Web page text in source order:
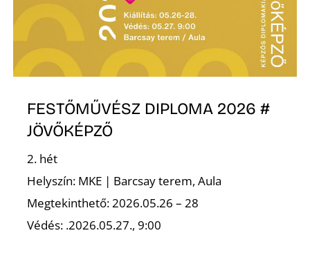
FESTŐMŰVÉSZ DIPLOMA 2026 #
JÖVŐKÉPZŐ
2. hét
Helyszín: MKE | Barcsay terem, Aula
Megtekinthető: 2026.05.26 – 28
Védés: .2026.05.27., 9:00